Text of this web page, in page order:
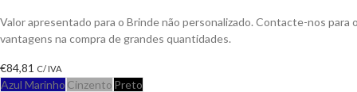
Valor apresentado para o Brinde não personalizado. Contacte-nos para
vantagens na compra de grandes quantidades.
€84,81 C/ IVA
Azul Marinho Cinzento Preto